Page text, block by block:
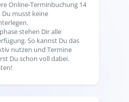
Online-Terminbuchung 14
Du musst keine
stehen Dir alle
So kannst Du das
nutzen und Termine
Du schon voll dabei.